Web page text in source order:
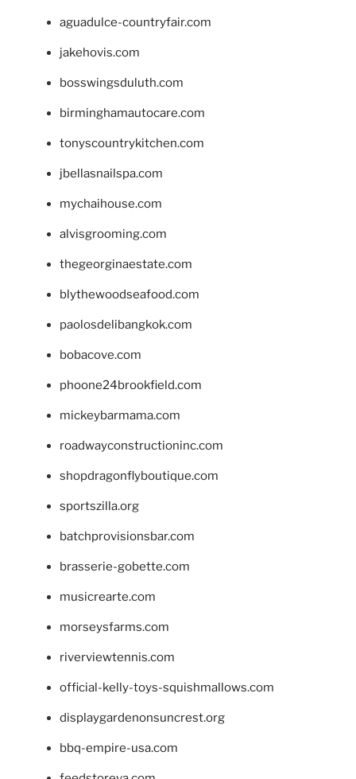
aguadulce-countryfair.com
jakehovis.com
bosswingsduluth.com
birminghamautocare.com
tonyscountrykitchen.com
jbellasnailspa.com
mychaihouse.com
alvisgrooming.com
thegeorginaestate.com
blythewoodseafood.com
paolosdelibangkok.com
bobacove.com
phoone24brookfield.com
mickeybarmama.com
roadwayconstructioninc.com
shopdragonflyboutique.com
sportszilla.org
batchprovisionsbar.com
brasserie-gobette.com
musicrearte.com
morseysfarms.com
riverviewtennis.com
official-kelly-toys-squishmallows.com
displaygardenonsuncrest.org
bbq-empire-usa.com